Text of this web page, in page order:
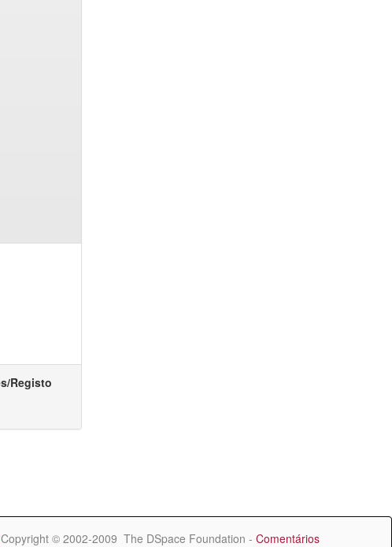
Registo
Copyright © 2002-2009 The DSpace Foundation - Comentários